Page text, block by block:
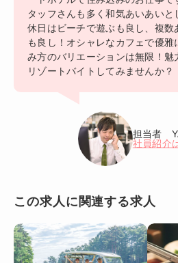
タッフさんも多く和気あいあいと
休日はビーチで遊ぶも良し、複数
も良し！オシャレなカフェで優雅
み方のバリエーションは無限！魅
リゾートバイトしてみませんか？
担当者
社員紹介
この求人に関連する求人